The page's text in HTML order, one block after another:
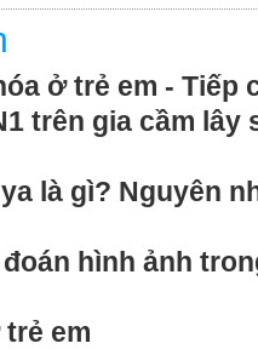
ở trẻ em - Tiếp
trên gia cầm
là gì? Nguyên
hình ảnh
em